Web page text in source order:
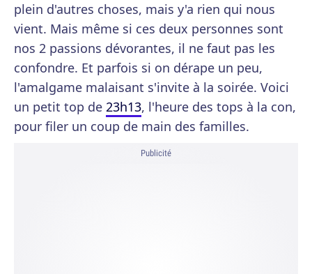
plein d'autres choses, mais y'a rien qui nous
vient. Mais même si ces deux personnes sont
nos 2 passions dévorantes, il ne faut pas les
confondre. Et parfois si on dérape un peu,
l'amalgame malaisant s'invite à la soirée. Voici
un petit top de 23h13, l'heure des tops à la con,
pour filer un coup de main des familles.
Publicité